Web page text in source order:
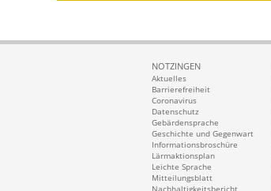
NOTZINGEN
Aktuelles
Barrierefreiheit
Coronavirus
Datenschutz
Gebärdensprache
Geschichte und Gegenwart
Informationsbroschüre
Lärmaktionsplan
Leichte Sprache
Mitteilungsblatt